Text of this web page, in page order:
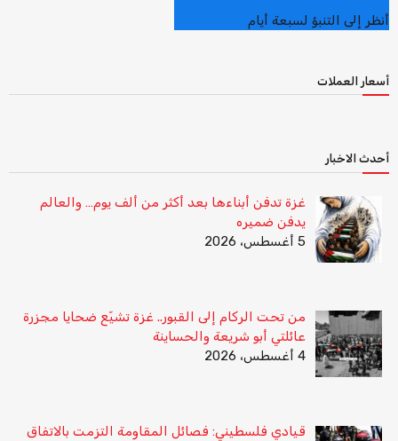
أنظر إلى التنبؤ لسبعة أيام
أسعار العملات
أحدث الاخبار
غزة تدفن أبناءها بعد أكثر من ألف يوم… والعالم
يدفن ضميره
5 أغسطس، 2026
من تحت الركام إلى القبور.. غزة تشيّع ضحايا مجزرة
عائلتي أبو شريعة والحساينة
4 أغسطس، 2026
قيادي فلسطيني: فصائل المقاومة التزمت بالاتفاق